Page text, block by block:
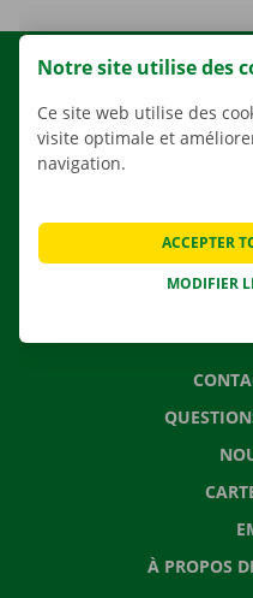
NOS
SOLUTIONS
À PROPOS
Notre site utilise des
Ce site web utilise des
visite optimale et
navigation.
MODIFIER
ACCEPTER